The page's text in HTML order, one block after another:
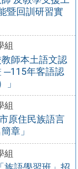
暨回訓研習實
組
教師本土語文認
─115年客語認
」
組
原住民族語言
章」
組